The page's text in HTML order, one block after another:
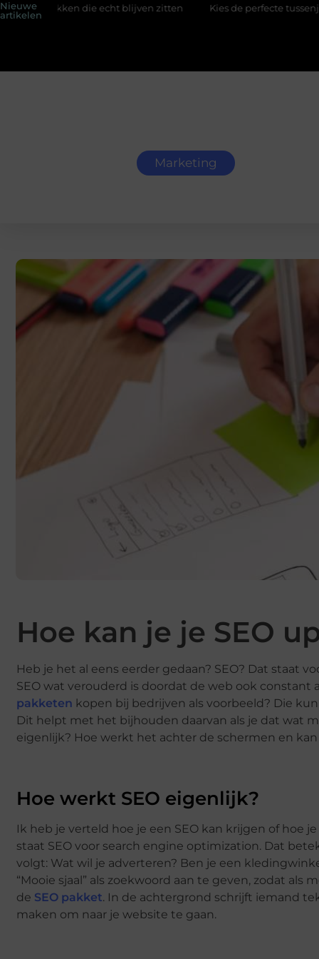
Nieuwe
artikelen
die echt blijven zitten Kies de perfecte tussenjas voor
Marketing
Hoe kan je je SEO
Heb je het al eens eerder gedaan? SEO? Dat staat
SEO wat verouderd is doordat de web ook constant
pakketen kopen bij bedrijven als voorbeeld? Die
Dit helpt met het bijhouden daarvan als je dat wat
eigenlijk? Hoe werkt het achter de schermen en
Hoe werkt SEO eigenlijk?
Ik heb je verteld hoe je een SEO kan krijgen of hoe
staat SEO voor search engine optimization. Dat
volgt: Wat wil je adverteren? Ben je een
“Mooie sjaal” als zoekwoord aan te geven, zodat
de SEO pakket. In de achtergrond schrijft iemand
maken om naar je website te gaan.